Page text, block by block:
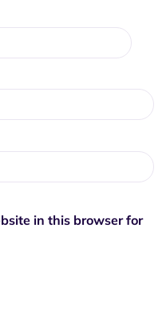
in this browser for